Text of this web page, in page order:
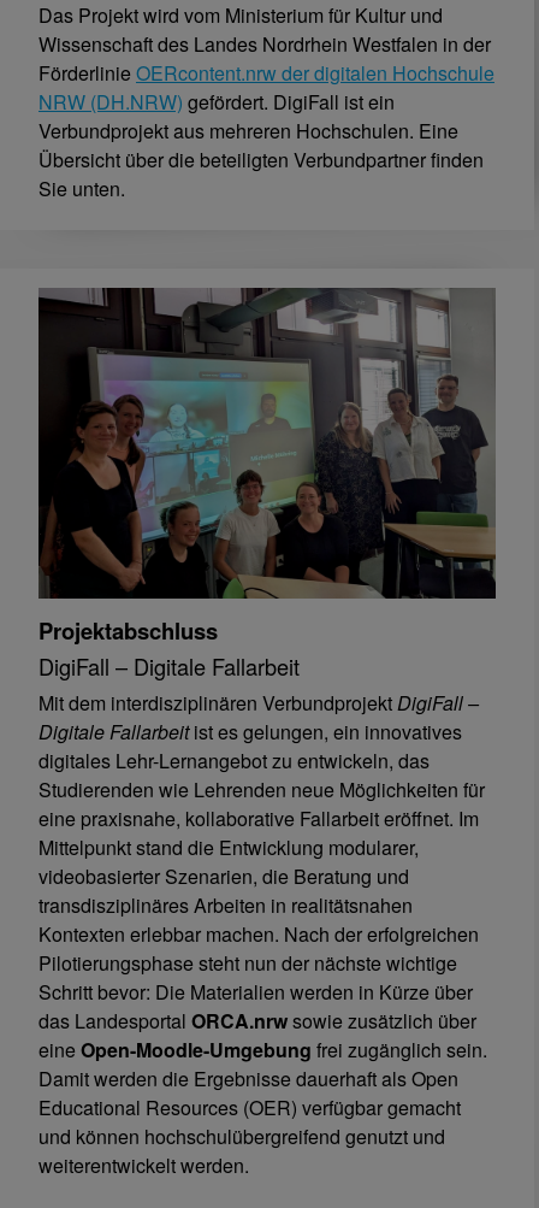
Das Projekt wird vom Ministerium für Kultur und
Wissenschaft des Landes Nordrhein Westfalen in der
Förderlinie OERcontent.nrw der digitalen Hochschule
NRW (DH.NRW) gefördert. DigiFall ist ein
Verbundprojekt aus mehreren Hochschulen. Eine
Übersicht über die beteiligten Verbundpartner finden
Sie unten.
Projektabschluss
DigiFall – Digitale Fallarbeit
Mit dem interdisziplinären VerbundprojektDigiFall –
Digitale Fallarbeitist es gelungen, ein innovatives
digitales Lehr-Lernangebot zu entwickeln, das
Studierenden wie Lehrenden neue Möglichkeiten für
eine praxisnahe, kollaborative Fallarbeit eröffnet. Im
Mittelpunkt stand die Entwicklung modularer,
videobasierter Szenarien, die Beratung und
transdisziplinäres Arbeiten in realitätsnahen
Kontexten erlebbar machen. Nach der erfolgreichen
Pilotierungsphase steht nun der nächste wichtige
Schritt bevor: Die Materialien werden in Kürze über
das Landesportal ORCA.nrwsowie zusätzlich über
eine Open-Moodle-Umgebung frei zugänglich sein.
Damit werden die Ergebnisse dauerhaft als Open
Educational Resources (OER) verfügbar gemacht
und können hochschulübergreifend genutzt und
weiterentwickelt werden.